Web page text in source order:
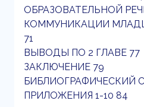
ОБРАЗОВАТЕЛЬНОЙ
КОММУНИКАЦИИ
71
ВЫВОДЫ ПО 2 ГЛАВЕ 77
ЗАКЛЮЧЕНИЕ 79
БИБЛИОГРАФИЧЕСКИЙ
ПРИЛОЖЕНИЯ 1-10 84